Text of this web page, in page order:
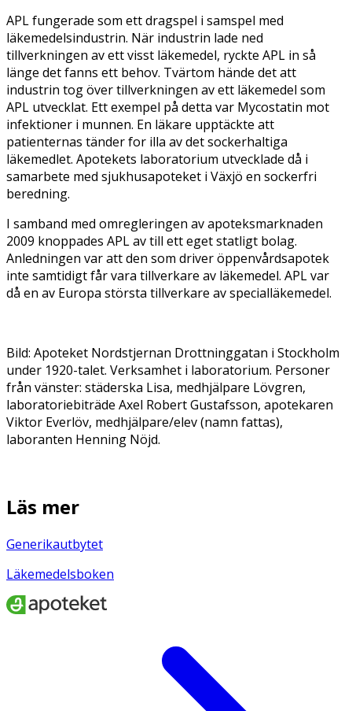
APL fungerade som ett dragspel i samspel med
läkemedelsindustrin. När industrin lade ned
tillverkningen av ett visst läkemedel, ryckte APL in så
länge det fanns ett behov. Tvärtom hände det att
industrin tog över tillverkningen av ett läkemedel som
APL utvecklat. Ett exempel på detta var Mycostatin mot
infektioner i munnen. En läkare upptäckte att
patienternas tänder for illa av det sockerhaltiga
läkemedlet. Apotekets laboratorium utvecklade då i
samarbete med sjukhusapoteket i Växjö en sockerfri
beredning.
I samband med omregleringen av apoteksmarknaden
2009 knoppades APL av till ett eget statligt bolag.
Anledningen var att den som driver öppenvårdsapotek
inte samtidigt får vara tillverkare av läkemedel. APL var
då en av Europa största tillverkare av specialläkemedel.
Bild: Apoteket Nordstjernan Drottninggatan i Stockholm
under 1920-talet. Verksamhet i laboratorium. Personer
från vänster: städerska Lisa, medhjälpare Lövgren,
laboratoriebiträde Axel Robert Gustafsson, apotekaren
Viktor Everlöv, medhjälpare/elev (namn fattas),
laboranten Henning Nöjd.
Läs mer
Generikautbytet
Läkemedelsboken